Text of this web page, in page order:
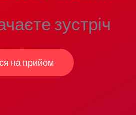
зустріч
на прийом